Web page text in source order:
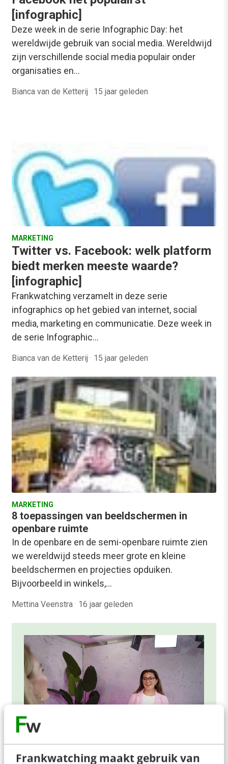
Frankwatching maakt gebruik van
[infographic]
Deze week in de serie Infographic Day: het
wereldwijde gebruik van social media. Wereldwijd
zijn verschillende social media populair onder
organisaties en…
Bianca van de Ketterij · 15 jaar geleden
MARKETING
Twitter vs. Facebook: welk platform
biedt merken meeste waarde?
[infographic]
Frankwatching verzamelt in deze serie
infographics op het gebied van internet, social
media, marketing en communicatie. Deze week in
de serie Infographic…
Bianca van de Ketterij · 15 jaar geleden
MARKETING
8 toepassingen van beeldschermen in
openbare ruimte
In de openbare en de semi-openbare ruimte zien
we wereldwijd steeds meer grote en kleine
beeldschermen en projecties opduiken.
Bijvoorbeeld in winkels,…
Mettina Veenstra · 16 jaar geleden